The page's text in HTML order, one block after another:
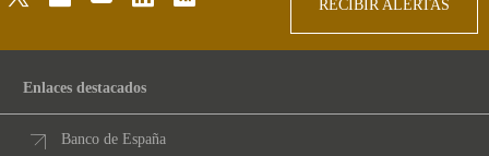
RECIBIR ALERTAS
Enlaces destacados
Banco de España